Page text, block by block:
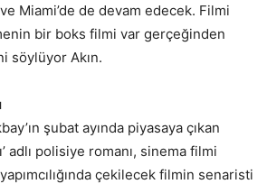
Miami’de de devam edecek. Filmi
bir boks filmi var gerçeğinden
söylüyor Akın.
şubat ayında piyasaya çıkan
adlı polisiye romanı, sinema filmi
çekilecek filmin senaristi